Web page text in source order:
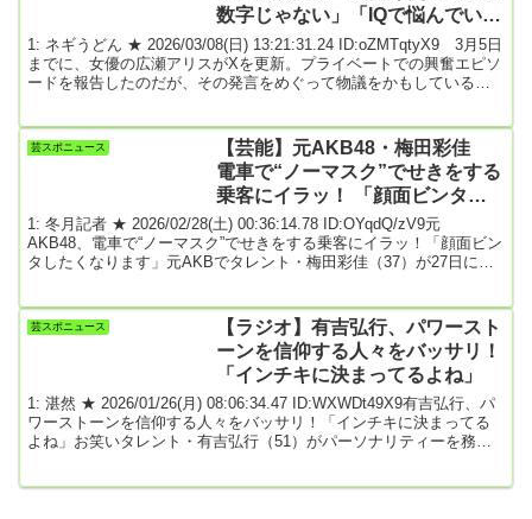
数字じゃない」「IQで悩んでいる
人も多い」批判集中
1: ネギうどん ★ 2026/03/08(日) 13:21:31.24 ID:oZMTqtyX9 3月5日
までに、女優の広瀬アリスがXを更新。プライベートでの興奮エピソ
ードを報告したのだが、その発言をめぐって物議をかもしている。
ルリーグを見に行き、興奮したことを報告。さらに《ヨーロッパに2
週間近く行ってた時もずっとIQ3だった》と、旅行に訪れた際も、心
芸スポニュース
【芸能】元AKB48・梅田彩佳
電車で“ノーマスク”でせきをする
乗客にイラッ！ 「顔面ビンタし
たくなります」
1: 冬月記者 ★ 2026/02/28(土) 00:36:14.78 ID:OYqdQ/zV9元
AKB48、電車で“ノーマスク”でせきをする乗客にイラッ！「顔面ビン
タしたくなります」元AKBでタレント・梅田彩佳（37）が27日に自
てるの、顔面ビンタしたくなります」とぶっちゃけ投稿。「マスク
してください！！！エチケットとして他の人のことも考えてね！！
という心の叫び」と呼びかけ...
芸スポニュース
【ラジオ】有吉弘行、パワースト
ーンを信仰する人々をバッサリ！
「インチキに決まってるよね」
1: 湛然 ★ 2026/01/26(月) 08:06:34.47 ID:WXWDt49X9有吉弘行、パ
ワーストーンを信仰する人々をバッサリ！「インチキに決まってる
よね」お笑いタレント・有吉弘行（51）がパーソナリティーを務め